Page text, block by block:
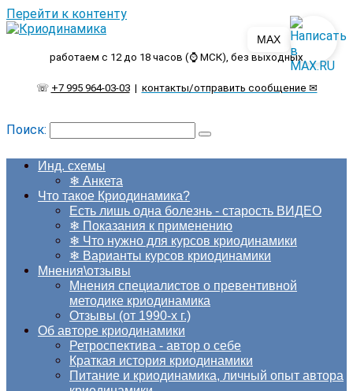
Перейти к контенту
работаем с 12 до 18 часов (⌚ МСК), без выходных
☏ +7 995 964-03-03| контакты/отправить сообщение ✉
Поиск:
Инд. схемы
❄ Анкета
Что такое Криодинамика?
Есть лишь одна болезнь - старость ВИДЕО
❄ Показания к применению
❄ Что нужно для курсов криодинамики
❄ Варианты курсов криодинамики
Мнения\отзывы
Мнения специалистов о превентивной
методике криодинамика
Отзывы (от 1990-х г.)
Об авторе криодинамики
Ретроспектива - автор о себе
Краткая история криодинамики
Питание и криодинамика, личный опыт автора
MAX